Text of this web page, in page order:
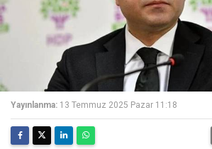
Yayınlanma: 13 Temmuz 2025 Pazar 11:18